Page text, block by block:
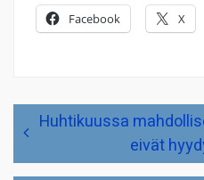
Facebook X
Artikkelien
selausHuhtikuussa
eivät